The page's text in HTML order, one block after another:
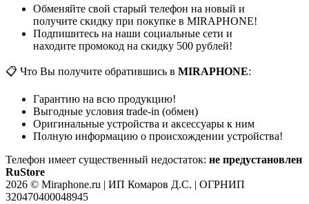
Обменяйте свой старый телефон на новый и
получите скидку при покупке в MIRAPHONE!
Подпишитесь на наши социальные сети и
находите промокод на скидку 500 рублей!
📋 Что Вы получите обратившись в MIRAPHONE:
Гарантию на всю продукцию!
Выгодные условия trade-in (обмен)
Оригинальные устройства и аксессуары к ним
Полную информацию о происхождении устройства!
Телефон имеет существенный недостаток: не предустановлен
RuStore
2026 © Miraphone.ru | ИП Комаров Д.С. | ОГРНИП
320470400048945